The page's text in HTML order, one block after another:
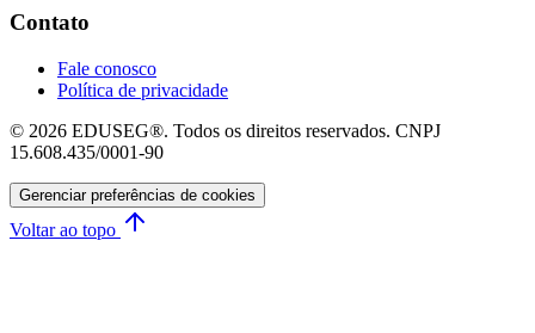
Contato
Fale conosco
Política de privacidade
© 2026 EDUSEG®. Todos os direitos reservados. CNPJ
15.608.435/0001-90
Gerenciar preferências de cookies
Voltar ao topo